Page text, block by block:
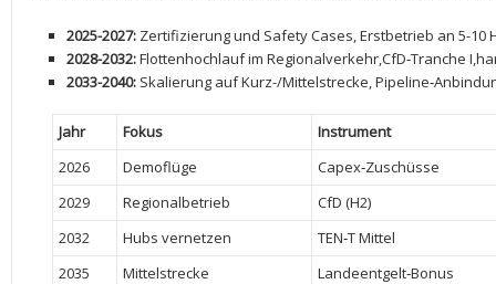
2025-2027: Zertifizierung und Safety Cases, Erstbetrieb an⁢ 5-10
2028-2032:Flottenhochlauf im Regionalverkehr,CfD‑Tranche
2033-2040: Skalierung auf Kurz-/Mittelstrecke,
Jahr Fokus
Instrument
2026
Demoflüge
Capex‑Zuschüsse
2029
Regionalbetrieb
CfD (H2)
2032
Hubs vernetzen
TEN‑T⁤ Mittel
2035
Mittelstrecke
Landeentgelt‑Bonus